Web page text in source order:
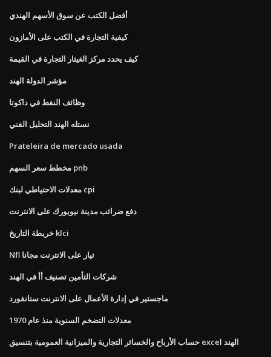
أفضل الكتب عن سوق الأسهم الهندي
كيفية التجارة في الكتب على الأمازون
كيف يحدد مركز الغيتار التجارة في القيمة
مؤشر الدولة الهند
وظائف النفط في داكوتا
نستله الهند التحليل الفني
Prateleira de mercado usada
مخطط سعر السهم pnb
معدلات الاحتياطي لبنك cpi
دفع ضرائب مدينة نيويورك على الانترنت
خريطة التاريخ klci
Nfl تيار على الانترنت مجانا
شركات التأمين تصنيف أأ في الهند
ماجستير في إدارة الأعمال على الانترنت ستانفورد
معدلات التضخم السنوية منذ عام 1970
حساب الأرباح والخسائر التجارية والميزانية العمومية بتنسيق excel الهند